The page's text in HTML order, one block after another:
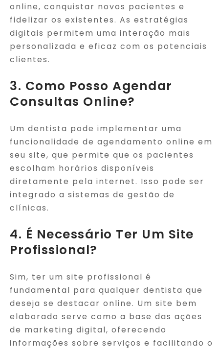
online, conquistar novos pacientes e
fidelizar os existentes. As estratégias
digitais permitem uma interação mais
personalizada e eficaz com os potenciais
clientes.
3. Como Posso Agendar
Consultas Online?
Um dentista pode implementar uma
funcionalidade de agendamento online em
seu site, que permite que os pacientes
escolham horários disponíveis
diretamente pela internet. Isso pode ser
integrado a sistemas de gestão de
clínicas.
4. É Necessário Ter Um Site
Profissional?
Sim, ter um site profissional é
fundamental para qualquer dentista que
deseja se destacar online. Um site bem
elaborado serve como a base das ações
de marketing digital, oferecendo
informações sobre serviços e facilitando o